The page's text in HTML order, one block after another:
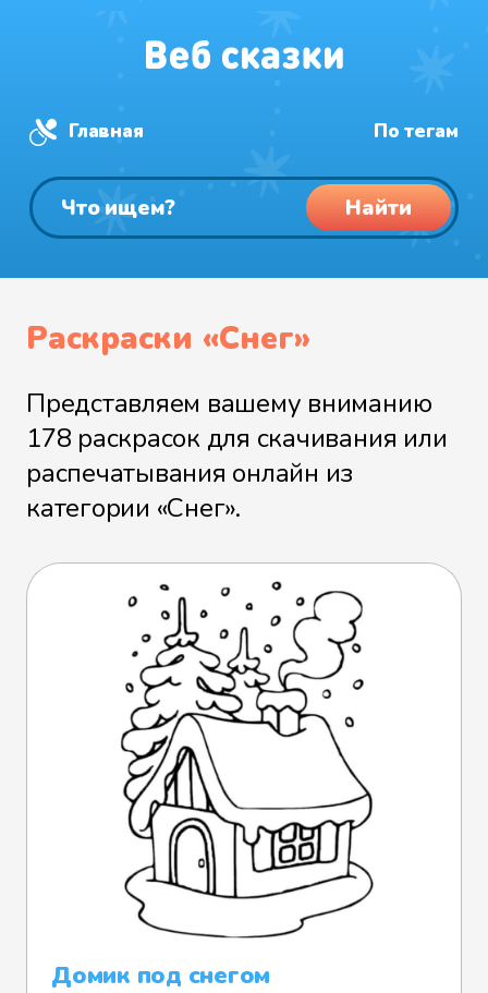
Главная По тегам
Найти
Раскраски «Снег»
Представляем вашему вниманию
178 раскрасок для скачивания или
распечатывания онлайн из
категории «Снег».
Домик под снегом